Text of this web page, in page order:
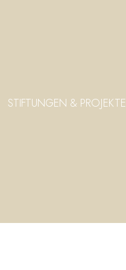
STIFTUNGEN & PROJEKTE